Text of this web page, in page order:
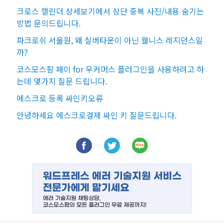
크로스 캘린더 상세보기에서 상단 중복 사진/내용 숨기는
방법 문의드립니다.
파크로쉬 서울원, 왜 실버타운이 아닌 웰니스 레지던스일
까?
코스모스팜 페이 for 우커머스 플러그인을 사용하려고 하
는데 몇가지 질문 드립니다.
에스크로 등록 싸인키오류
안녕하세요 에스크로결제 싸인 키 질문드립니다.